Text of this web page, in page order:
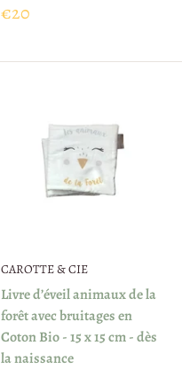
€20
CAROTTE & CIE
Livre d’éveil animaux de la
forêt avec bruitages en
Coton Bio - 15 x 15 cm - dès
la naissance